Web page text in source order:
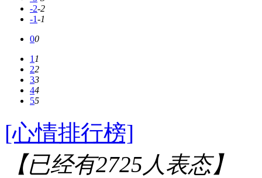
-2-2
-1-1
00
11
22
33
44
55
[心情排行榜]
【已经有2725人表态】